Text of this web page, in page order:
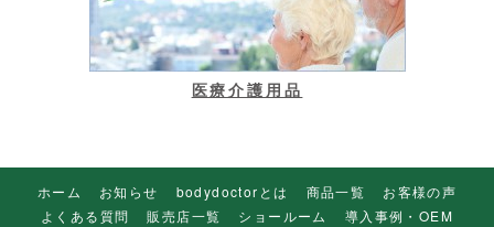
医療介護用品
ホーム お知らせ bodydoctorとは 商品一覧
お客様の声
よくある質問
販売店一覧 ショールーム
導入事例・OEM